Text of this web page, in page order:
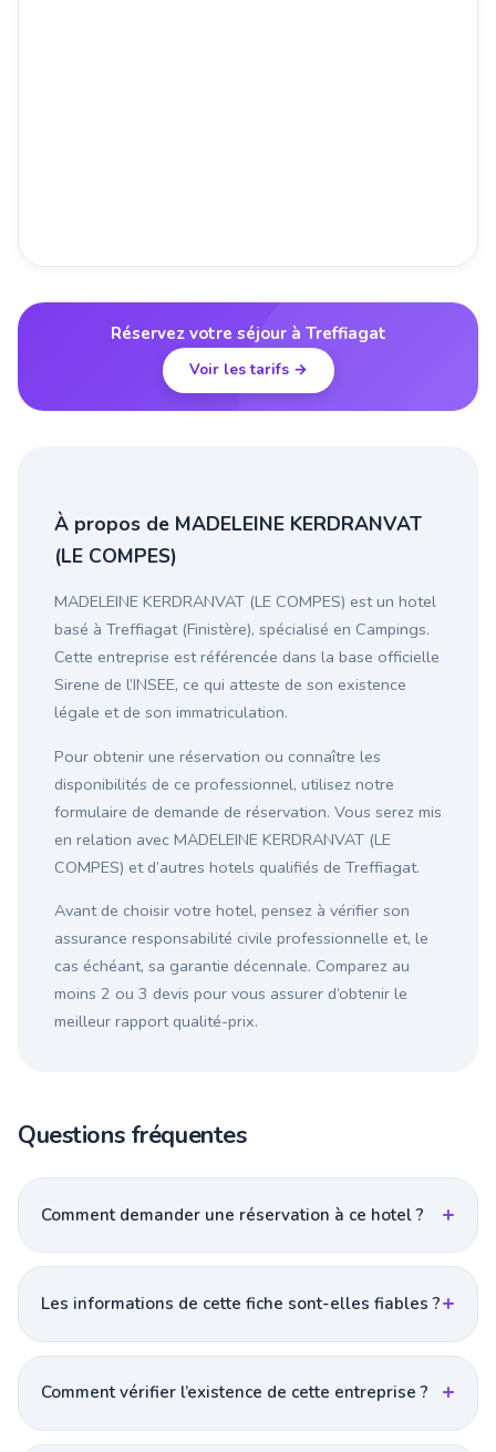
Réservez votre séjour à Treffiagat
Voir les tarifs →
À propos de MADELEINE KERDRANVAT
(LE COMPES)
MADELEINE KERDRANVAT (LE COMPES) est un hotel
basé à Treffiagat (Finistère), spécialisé en Campings.
Cette entreprise est référencée dans la base officielle
Sirene de l’INSEE, ce qui atteste de son existence
légale et de son immatriculation.
Pour obtenir une réservation ou connaître les
disponibilités de ce professionnel, utilisez notre
formulaire de demande de réservation. Vous serez mis
en relation avec MADELEINE KERDRANVAT (LE
COMPES) et d’autres hotels qualifiés de Treffiagat.
Avant de choisir votre hotel, pensez à vérifier son
assurance responsabilité civile professionnelle et, le
cas échéant, sa garantie décennale. Comparez au
moins 2 ou 3 devis pour vous assurer d’obtenir le
meilleur rapport qualité-prix.
Questions fréquentes
Comment demander une réservation à ce hotel ?
Les informations de cette fiche sont-elles fiables ?
Comment vérifier l’existence de cette entreprise ?